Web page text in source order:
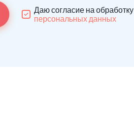
Даю согласие на обработку
персональных данных